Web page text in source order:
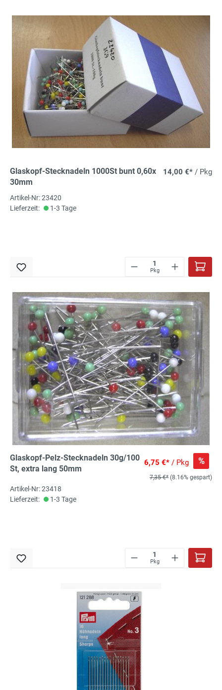
Glaskopf-Stecknadeln 1000St bunt 0,60x
30mm
14,00 €* / Pkg
Artikel-Nr: 23420
Lieferzeit:
1-3 Tage
Pkg
Glaskopf-Pelz-Stecknadeln 30g/100
St, extra lang 50mm
6,75 €* / Pkg %
7,35 €* (8.16% gespart)
Artikel-Nr: 23418
Lieferzeit:
1-3 Tage
Pkg